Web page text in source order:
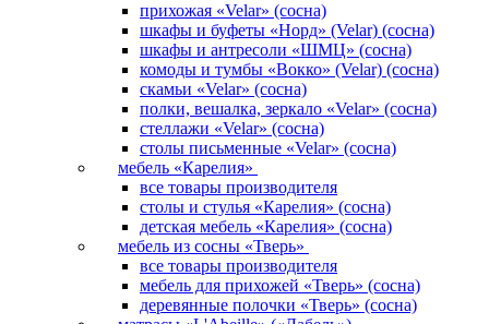
прихожая «Velar» (сосна)
шкафы и буфеты «Норд» (Velar) (сосна)
шкафы и антресоли «ШМЦ» (сосна)
комоды и тумбы «Вокко» (Velar) (сосна)
скамьи «Velar» (сосна)
полки, вешалка, зеркало «Velar» (сосна)
стеллажи «Velar» (сосна)
столы письменные «Velar» (сосна)
мебель «Карелия»
все товары производителя
столы и стулья «Карелия» (сосна)
детская мебель «Карелия» (сосна)
мебель из сосны «Тверь»
все товары производителя
мебель для прихожей «Тверь» (сосна)
деревянные полочки «Тверь» (сосна)